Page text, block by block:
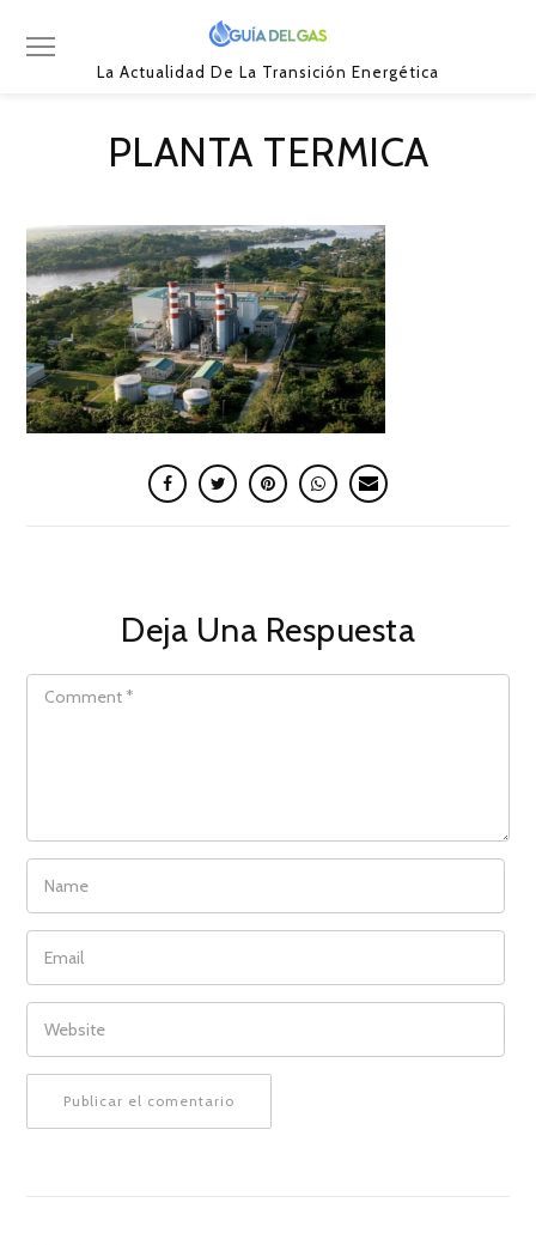
La Actualidad De La Transición Energética
PLANTA TERMICA
Deja Una Respuesta
COMMENT
NAME
EMAIL
WEBSITE